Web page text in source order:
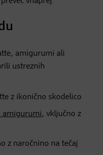
amigurumi ali
ustreznih
z ikonično skodelico
amigurumi, vključno z
z naročnino na tečaj